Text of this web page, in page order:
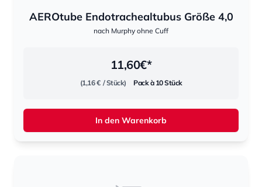
AEROtube Endotrachealtubus Größe 4,0
nach Murphy ohne Cuff
11,60€*
(1,16 € / Stück) Pack à 10 Stück
In den Warenkorb